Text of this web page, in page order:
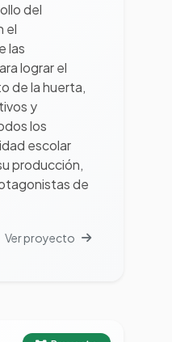
del
el
las
lograr el
de la huerta,
y
los
escolar
producción,
de
Ver proyecto